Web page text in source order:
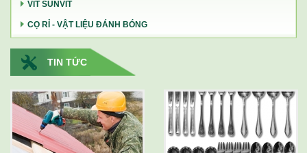
VÍT SUNVIT
CỌ RỈ - VẬT LIỆU ĐÁNH BÓNG
TIN TỨC